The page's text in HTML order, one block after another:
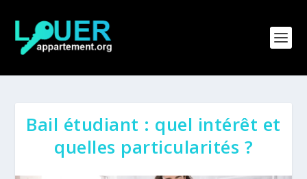
Bail étudiant : quel intérêt et
quelles particularités ?